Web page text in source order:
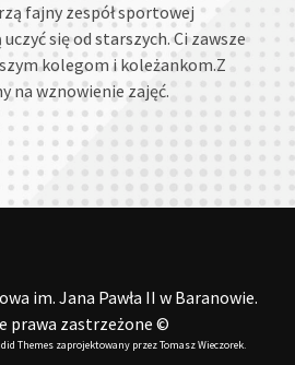
fajny zespół sportowej
się od starszych. Ci zawsze
kolegom i koleżankom.Z
na wznowienie zajęć.
im. Jana Pawła II w Baranowie.
prawa zastrzeżone ©
Themes zaprojektowany przezTomasz Wieczorek.